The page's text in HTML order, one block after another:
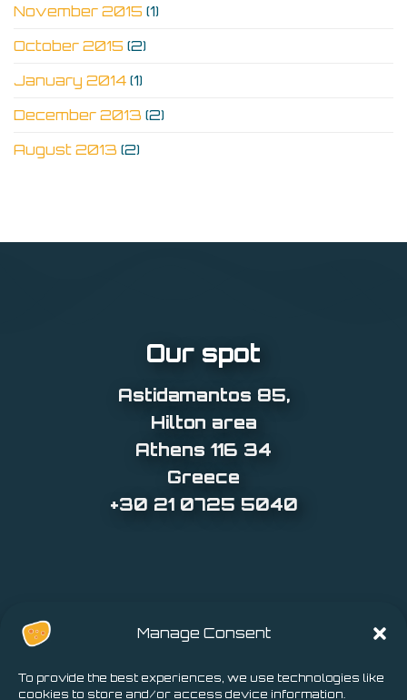
Manage Consent
To provide the best experiences, we use technologies like
cookies to store and/or access device information.
November 2015 (1)
October 2015 (2)
January 2014 (1)
December 2013 (2)
August 2013 (2)
Our spot
Astidamantos 85,
Hilton area
Athens 116 34
Greece
+30 21 0725 5040